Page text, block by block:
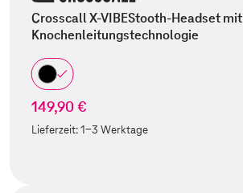
Crosscall X-VIBEStooth-Headset mit
Knochenleitungstechnologie
149,90 €
Lieferzeit:1-3 Werktage